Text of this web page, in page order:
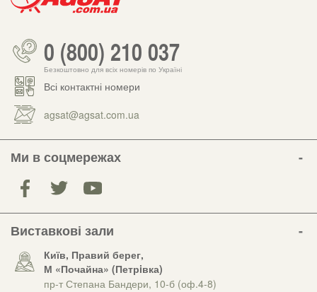
0 (800) 210 037
Безкоштовно для всіх номерів по Україні
Всі контактні номери
agsat@agsat.com.ua
Ми в соцмережах
Виставкові зали
Київ, Правий берег,
М «Почайна» (Петрiвка)
пр-т Степана Бандери, 10-б (оф.4-8)